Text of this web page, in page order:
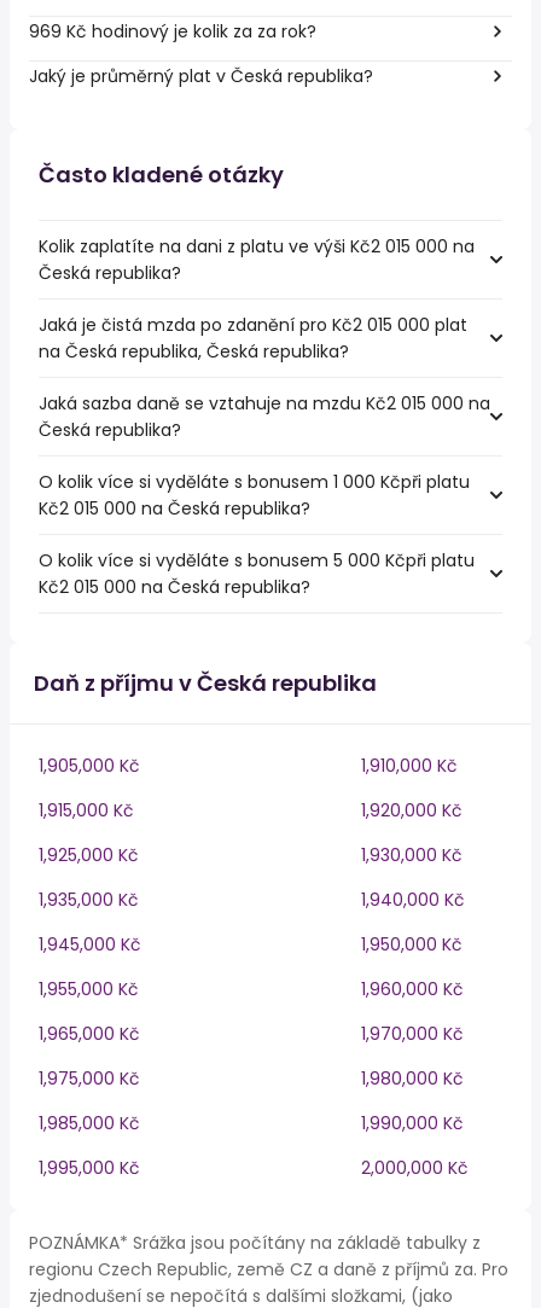
969 Kč hodinový je kolik za za rok?
Jaký je průměrný plat v Česká republika?
Často kladené otázky
Kolik zaplatíte na dani z platu ve výši Kč2 015 000 na
Česká republika?
Jaká je čistá mzda po zdanění pro Kč2 015 000 plat
na Česká republika, Česká republika?
Jaká sazba daně se vztahuje na mzdu Kč2 015 000 na
Česká republika?
O kolik více si vyděláte s bonusem 1 000 Kčpři platu
Kč2 015 000 na Česká republika?
O kolik více si vyděláte s bonusem 5 000 Kčpři platu
Kč2 015 000 na Česká republika?
Daň z příjmu v Česká republika
1,905,000 Kč
1,910,000 Kč
1,915,000 Kč
1,920,000 Kč
1,925,000 Kč
1,930,000 Kč
1,935,000 Kč
1,940,000 Kč
1,945,000 Kč
1,950,000 Kč
1,955,000 Kč
1,960,000 Kč
1,965,000 Kč
1,970,000 Kč
1,975,000 Kč
1,980,000 Kč
1,985,000 Kč
1,990,000 Kč
1,995,000 Kč
2,000,000 Kč
POZNÁMKA* Srážka jsou počítány na základě tabulky z
regionu Czech Republic, země CZ a daně z příjmů za. Pro
zjednodušení se nepočítá s dalšími složkami, (jako